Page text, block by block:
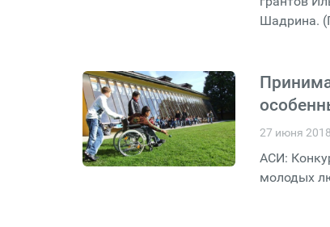
Шадрина.
27 июня
АСИ:
молодых